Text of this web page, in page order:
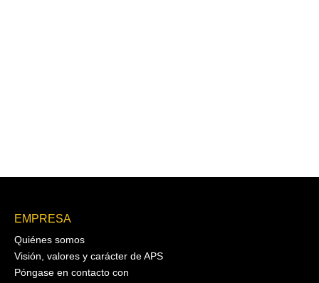
EMPRESA
Quiénes somos
Visión, valores y carácter de APS
Póngase en contacto con